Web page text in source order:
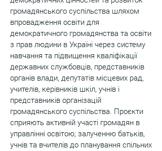
громадянського суспільства шляхом
впровадження освіти для
демократичного громадянства та освіти
з прав людини в Україні через систему
навчання та підвищення кваліфікації
державних службовців, представників
органів влади, депутатів місцевих рад,
учителів, керівників шкіл, учнів і
представників організацій
громадянського суспільства. Проєкти
сприяють активній участі громадян в
управлінні освітою; залученню батьків,
учнів та вчителів до планування спільних